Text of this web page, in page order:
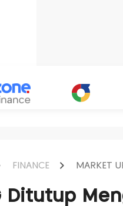
FINANCE MARKET
Ditutup